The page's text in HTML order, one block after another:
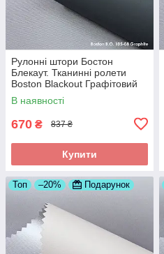
Рулонні штори Бостон
Блекаут. Тканинні ролети
Boston Blackout Графітовий
105-08, 350
В наявності
670 ₴ 837 ₴
Купити
Топ –20% Подарунок